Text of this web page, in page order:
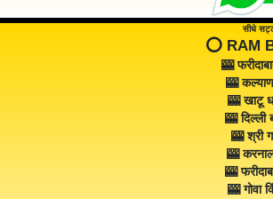
सीधे
⭕️ RAM
🎰
🎰
🎰 खाटू
🎰
🎰 श्री
🎰
🎰
🎰 गोवा